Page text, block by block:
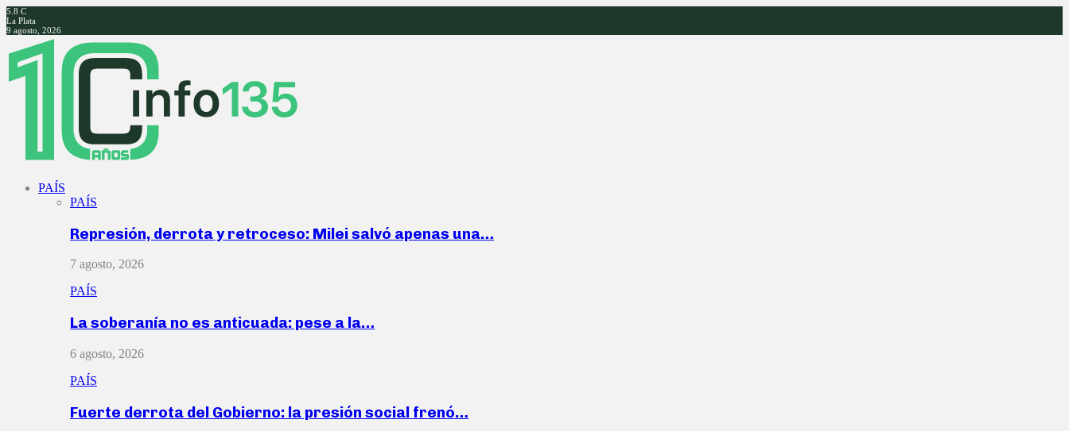
5.8 C
La Plata
9 agosto, 2026
Facebook
Twitter
Instagram
Youtube
PAÍS
PAÍS
Represión, derrota y retroceso: Milei salvó apenas una…
7 agosto, 2026
PAÍS
La soberanía no es anticuada: pese a la…
6 agosto, 2026
PAÍS
Fuerte derrota del Gobierno: la presión social frenó…